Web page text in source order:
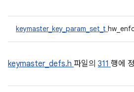
keymaster_key_param_set_t
keymaster_defs.h 파일의 311 행에